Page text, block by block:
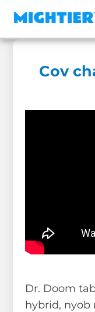
Cov
Dr. Doom
hybrid, nyob